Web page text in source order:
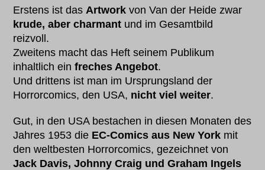
Erstens ist dasArtwork von Van der Heide zwar
krude, aber charmant und im Gesamtbild
reizvoll.
Zweitens macht das Heft seinem Publikum
inhaltlich einfreches Angebot.
Und drittens ist man im Ursprungsland der
Horrorcomics, den USA, nicht viel weiter.
Gut, in den USA bestachen in diesen Monaten des
Jahres 1953 die EC-Comics aus New York mit
den weltbesten Horrorcomics, gezeichnet von
Jack Davis, Johnny Craig und Graham Ingels